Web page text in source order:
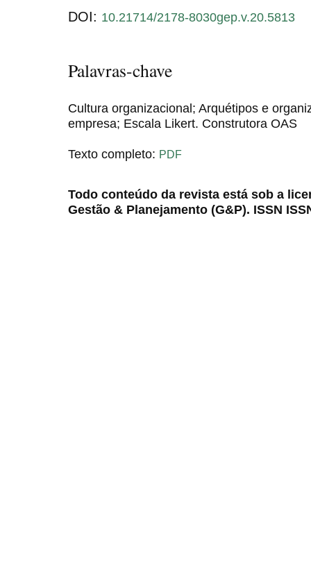
DOI: 10.21714/2178-8030gep.v.20.5813
Palavras-chave
Cultura organizacional; Arquétipos e
empresa; Escala Likert. Construtora OAS
Texto completo: PDF
Todo conteúdo da revista está sob a
Gestão & Planejamento (G&P). ISSN